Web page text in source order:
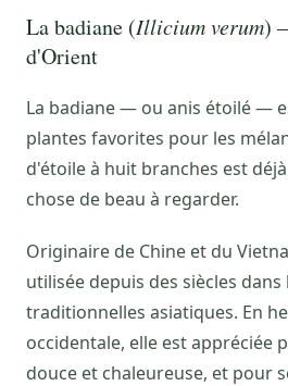
La badiane (Illicium verum)
d'Orient
La badiane — ou anis étoilé —
plantes favorites pour les
d'étoile à huit branches est
chose de beau à regarder.
Originaire de Chine et du
utilisée depuis des siècles dans
traditionnelles asiatiques. En
occidentale, elle est appréciée
douce et chaleureuse, et pour